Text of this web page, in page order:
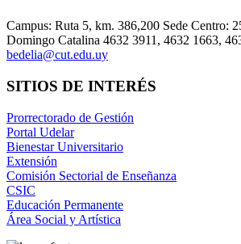
Campus: Ruta 5, km. 386,200 Sede Centro:
Domingo Catalina 4632 3911, 4632 1663,
bedelia@cut.edu.uy
SITIOS DE INTERÉS
Prorrectorado de Gestión
Portal Udelar
Bienestar Universitario
Extensión
Comisión Sectorial de Enseñanza
CSIC
Educación Permanente
Área Social y Artística